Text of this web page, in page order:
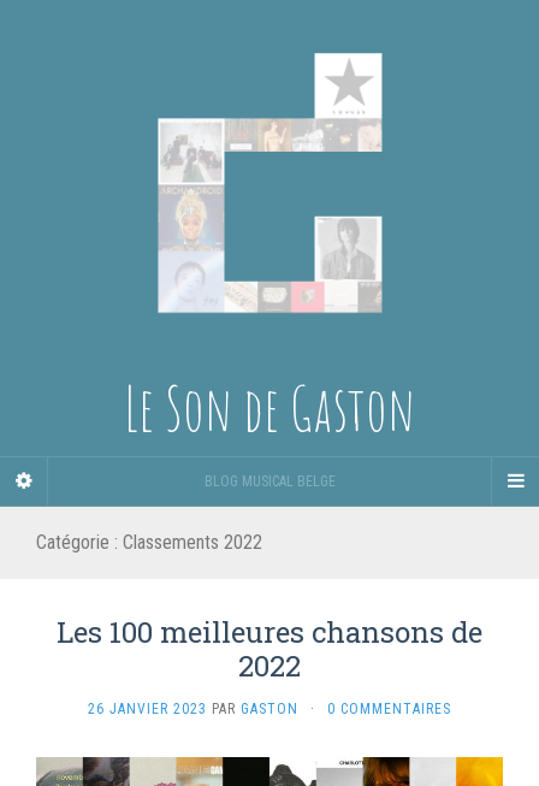
Le Son de Gaston
BLOG MUSICAL BELGE
Catégorie : Classements 2022
Les 100 meilleures chansons de
2022
26 JANVIER 2023 PAR GASTON · 0 COMMENTAIRES